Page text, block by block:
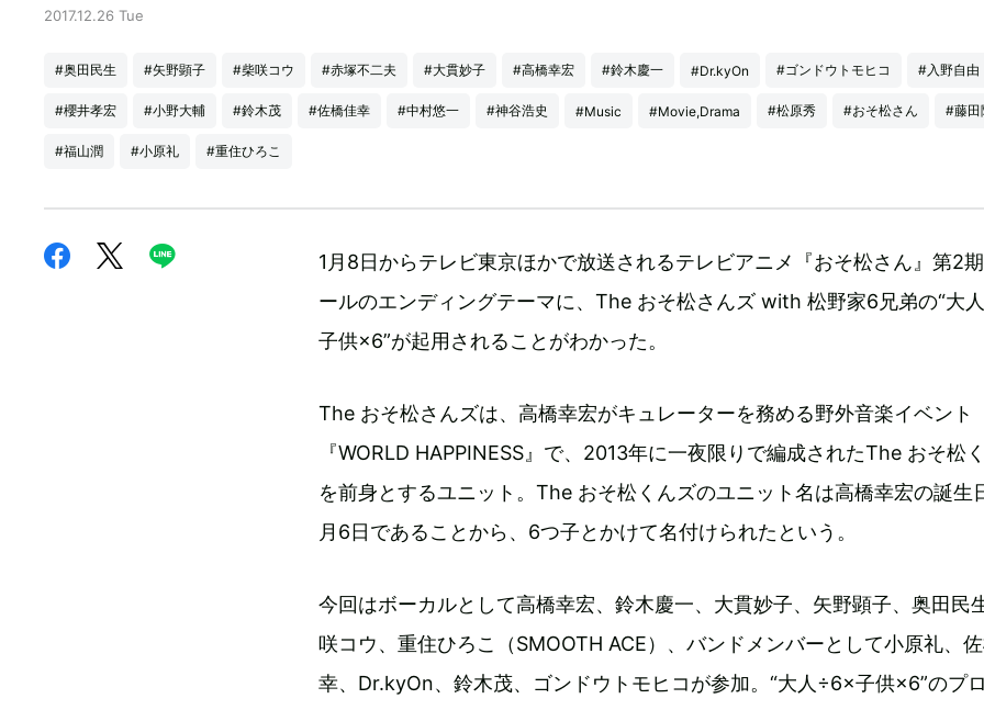
2017.12.26 Tue
#奥田民生 #矢野顕子 #柴咲コウ #赤塚不二夫 #大貫妙子 #高橋幸宏 #鈴木慶一 #Dr.kyOn #ゴンドウトモヒコ #入野自由
#櫻井孝宏 #小野大輔 #鈴木茂 #佐橋佳幸 #中村悠一 #神谷浩史 #Music #Movie,Drama #松原秀 #おそ松さん #藤田
#福山潤 #小原礼 #重住ひろこ
1月8日からテレビ東京ほかで放送されるテレビアニメ『おそ松さん』第2
ールのエンディングテーマに、The おそ松さんズ with 松野家6兄弟の“大
子供×6”が起用されることがわかった。
The おそ松さんズは、高橋幸宏がキュレーターを務める野外音楽イベント
『WORLD HAPPINESS』で、2013年に一夜限りで編成されたThe おそ松
を前身とするユニット。The おそ松くんズのユニット名は高橋幸宏の誕生
月6日であることから、6つ子とかけて名付けられたという。
今回はボーカルとして高橋幸宏、鈴木慶一、大貫妙子、矢野顕子、奥田民
咲コウ、重住ひろこ（SMOOTH ACE）、バンドメンバーとして小原礼、
幸、Dr.kyOn、鈴木茂、ゴンドウトモヒコが参加。“大人÷6×子供×6”のプ